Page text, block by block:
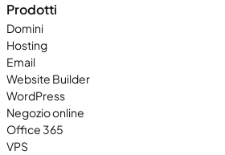
Prodotti
Domini
Hosting
Email
Website Builder
WordPress
Negozio online
Office 365
VPS